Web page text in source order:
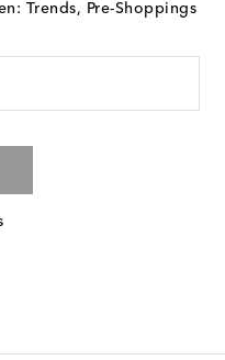
Trends, Pre-Shoppings